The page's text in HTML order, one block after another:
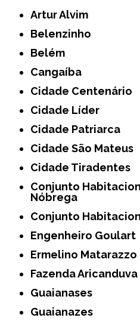
Artur Alvim
Belenzinho
Belém
Cangaíba
Cidade Centenário
Cidade Líder
Cidade Patriarca
Cidade São Mateus
Cidade Tiradentes
Conjunto Habitacional Padre Manoel da
Nóbrega
Conjunto
Engenheiro Goulart
Ermelino Matarazzo
Fazenda Aricanduva
Guaianases
Guaianazes